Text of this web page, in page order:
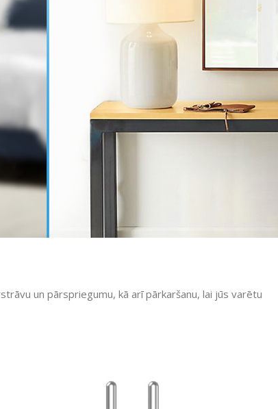
un pārspriegumu, kā arī pārkaršanu, lai jūs varētu